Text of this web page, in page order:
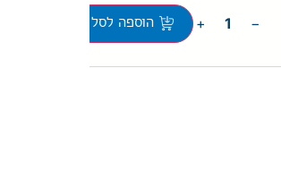
−
+ הוספה לסל